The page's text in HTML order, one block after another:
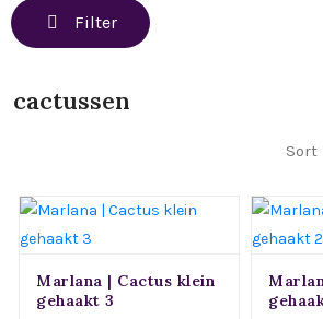
Filter
cactussen
Sort
Marlana | Cactus klein
gehaakt 3